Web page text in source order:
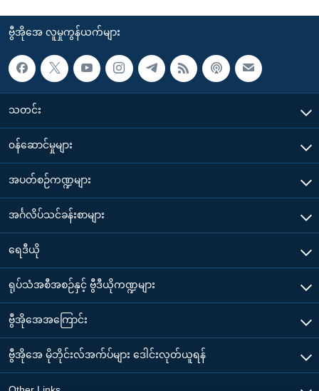
ဗွီအိုအေ လူမှုကွန်ယက်များ
သတင်း
၀န်ဆောင်မှုများ
အပတ်စဉ်ကဏ္ဍများ
အင်္ဂလိပ်သင်ခန်းစာများ
ရေဒီယို
ရုပ်သံအစီအစဉ်နှင့် ဗွီဒီယိုကဏ္ဍများ
ဗွီအိုအေအကြောင်း
ဗွီအိုအေ မိုဘိုင်းလ်အက်ပ်များ ဒေါင်းလုတ်ယူရန်